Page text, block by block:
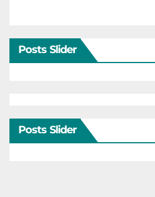
Posts Slider
Posts Slider